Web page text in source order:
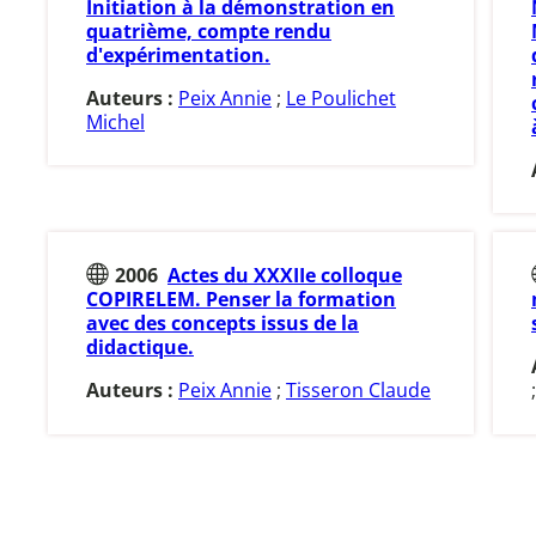
Initiation à la démonstration en
quatrième, compte rendu
d'expérimentation.
Auteurs : Peix Annie ; Le Poulichet
Michel
2006 Actes du XXXIIe colloque
COPIRELEM. Penser la formation
avec des concepts issus de la
didactique.
Auteurs : Peix Annie; Tisseron Claude
;